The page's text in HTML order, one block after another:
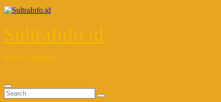
SultraInfo.id
Kabar Terupdate